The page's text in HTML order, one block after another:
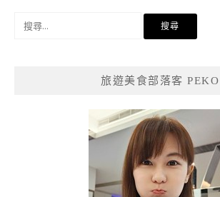
旅遊美食部落客 PEKO